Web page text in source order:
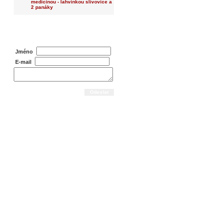
medicínou - lahvinkou slivovice a
2 panáky
Jméno
E-mail